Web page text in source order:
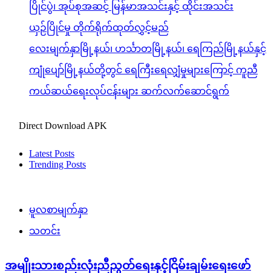
ပြိုင်ပွဲ၊ အုပ်စုအဆင့် မြန်မာအသင်းနှင့် ထိုင်းအသင်း
ယှဉ်ပြိုင်မှု တိုက်ရိုက်ထုတ်လွှင့်မည်
လေးမျက်နှာမြို့နယ်၊ ဟင်္သာတမြို့နယ်၊ ရေကြည်မြို့နယ်နှင့်
ကျုံပျော်မြို့နယ်တို့တွင် ရေကြီးရေလျှံမှုများကြောင့် ကူညီ
ကယ်ဆယ်ရေးလုပ်ငန်းများ ဆက်လက်ဆောင်ရွက်
Direct Download APK
Latest Posts
Trending Posts
မူလစာမျက်နှာ
သတင်း
အမျိုးသားစည်းလုံးညီညွတ်ရေးနှင့်ငြိမ်းချမ်းရေးဖော်